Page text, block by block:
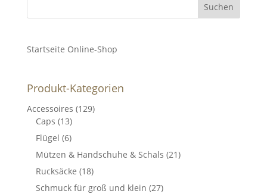
Startseite Online-Shop
Produkt-Kategorien
Accessoires (129)
Caps (13)
Flügel (6)
Mützen & Handschuhe & Schals (21)
Rucksäcke (18)
Schmuck für groß und klein (27)